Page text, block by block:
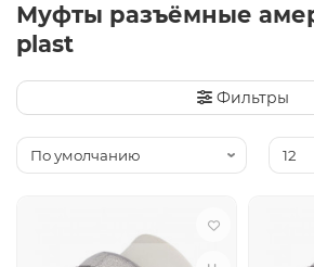
Муфты разъёмные
plast
Фильтры